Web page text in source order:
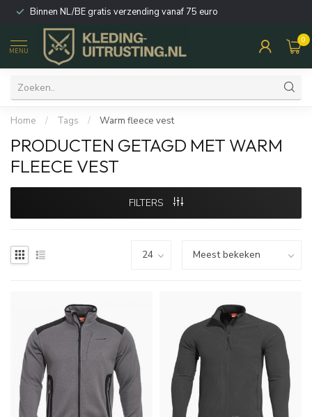
Binnen NL/BE gratis verzending vanaf 75 euro
MENU
0
Home / Tags / Warm fleece vest
PRODUCTEN GETAGD MET WARM
FLEECE VEST
FILTERS